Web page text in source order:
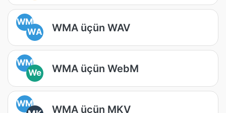
WM
WA
WMA üçün WAV
WM
We
WMA üçün WebM
WM
WMA üçün MKV